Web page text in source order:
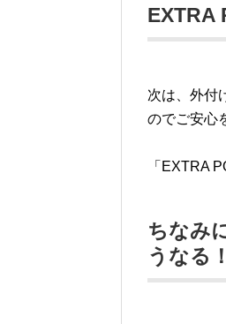
EXTRA
次は、外付
のでご安心
「EXTRA
ちなみ
うなる！